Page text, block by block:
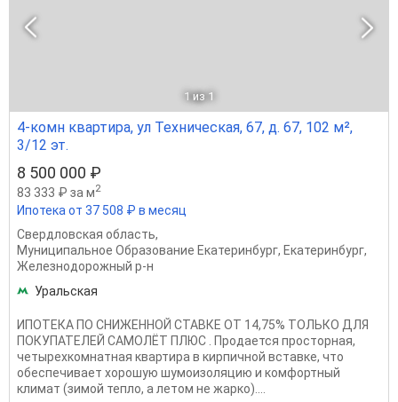
1 из 1
4-комн квартира, ул Техническая, 67, д. 67, 102 м²,
3/12 эт.
8 500 000 ₽
83 333 ₽ за м2
Ипотека от 37 508 ₽ в месяц
Свердловская область,
Муниципальное Образование Екатеринбург, Екатеринбург,
Железнодорожный р-н
Уральская
ИПОТЕКА ПО СНИЖЕННОЙ СТАВКЕ ОТ 14,75% ТОЛЬКО ДЛЯ
ПОКУПАТЕЛЕЙ САМОЛЁТ ПЛЮС . Продается просторная,
четырехкомнатная квартира в кирпичной вставке, что
обеспечивает хорошую шумоизоляцию и комфортный
климат (зимой тепло, а летом не жарко)....